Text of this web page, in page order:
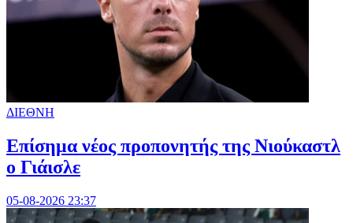
ΔΙΕΘΝΗ
Επίσημα νέος προπονητής της Νιούκαστλ
ο Γιάισλε
05-08-2026 23:37